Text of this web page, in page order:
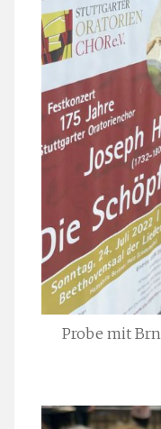
Probe mit